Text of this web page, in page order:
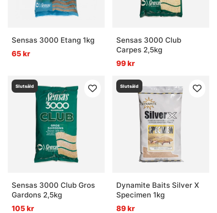
Sensas 3000 Etang 1kg
65 kr
Sensas 3000 Club
Carpes 2,5kg
99 kr
Slutsåld
Sensas 3000 Club Gros
Gardons 2,5kg
105 kr
Slutsåld
Dynamite Baits Silver X
Specimen 1kg
89 kr